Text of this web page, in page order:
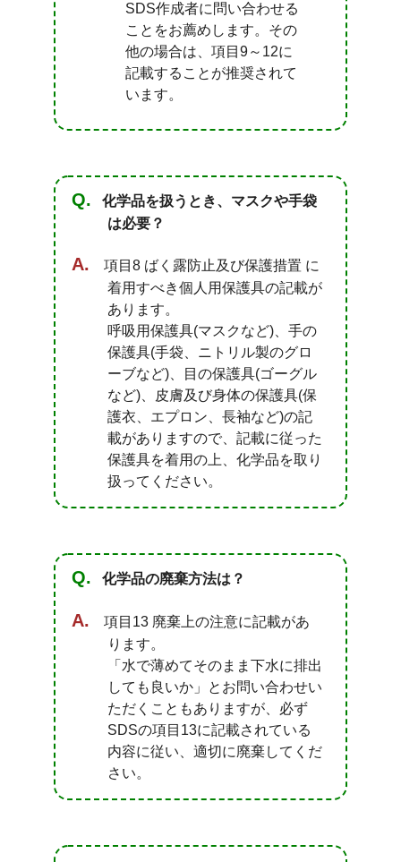
SDS作成者に問い合わせる
ことをお薦めします。その
他の場合は、項目9～12に
記載することが推奨されて
います。
化学品を扱うとき、マスクや手袋
は必要？
項目8 ばく露防止及び保護措置 に
着用すべき個人用保護具の記載が
あります。
呼吸用保護具(マスクなど)、手の
保護具(手袋、ニトリル製のグロ
ーブなど)、目の保護具(ゴーグル
など)、皮膚及び身体の保護具(保
護衣、エプロン、長袖など)の記
載がありますので、記載に従った
保護具を着用の上、化学品を取り
扱ってください。
化学品の廃棄方法は？
項目13 廃棄上の注意に記載があ
ります。
「水で薄めてそのまま下水に排出
しても良いか」とお問い合わせい
ただくこともありますが、必ず
SDSの項目13に記載されている
内容に従い、適切に廃棄してくだ
さい。